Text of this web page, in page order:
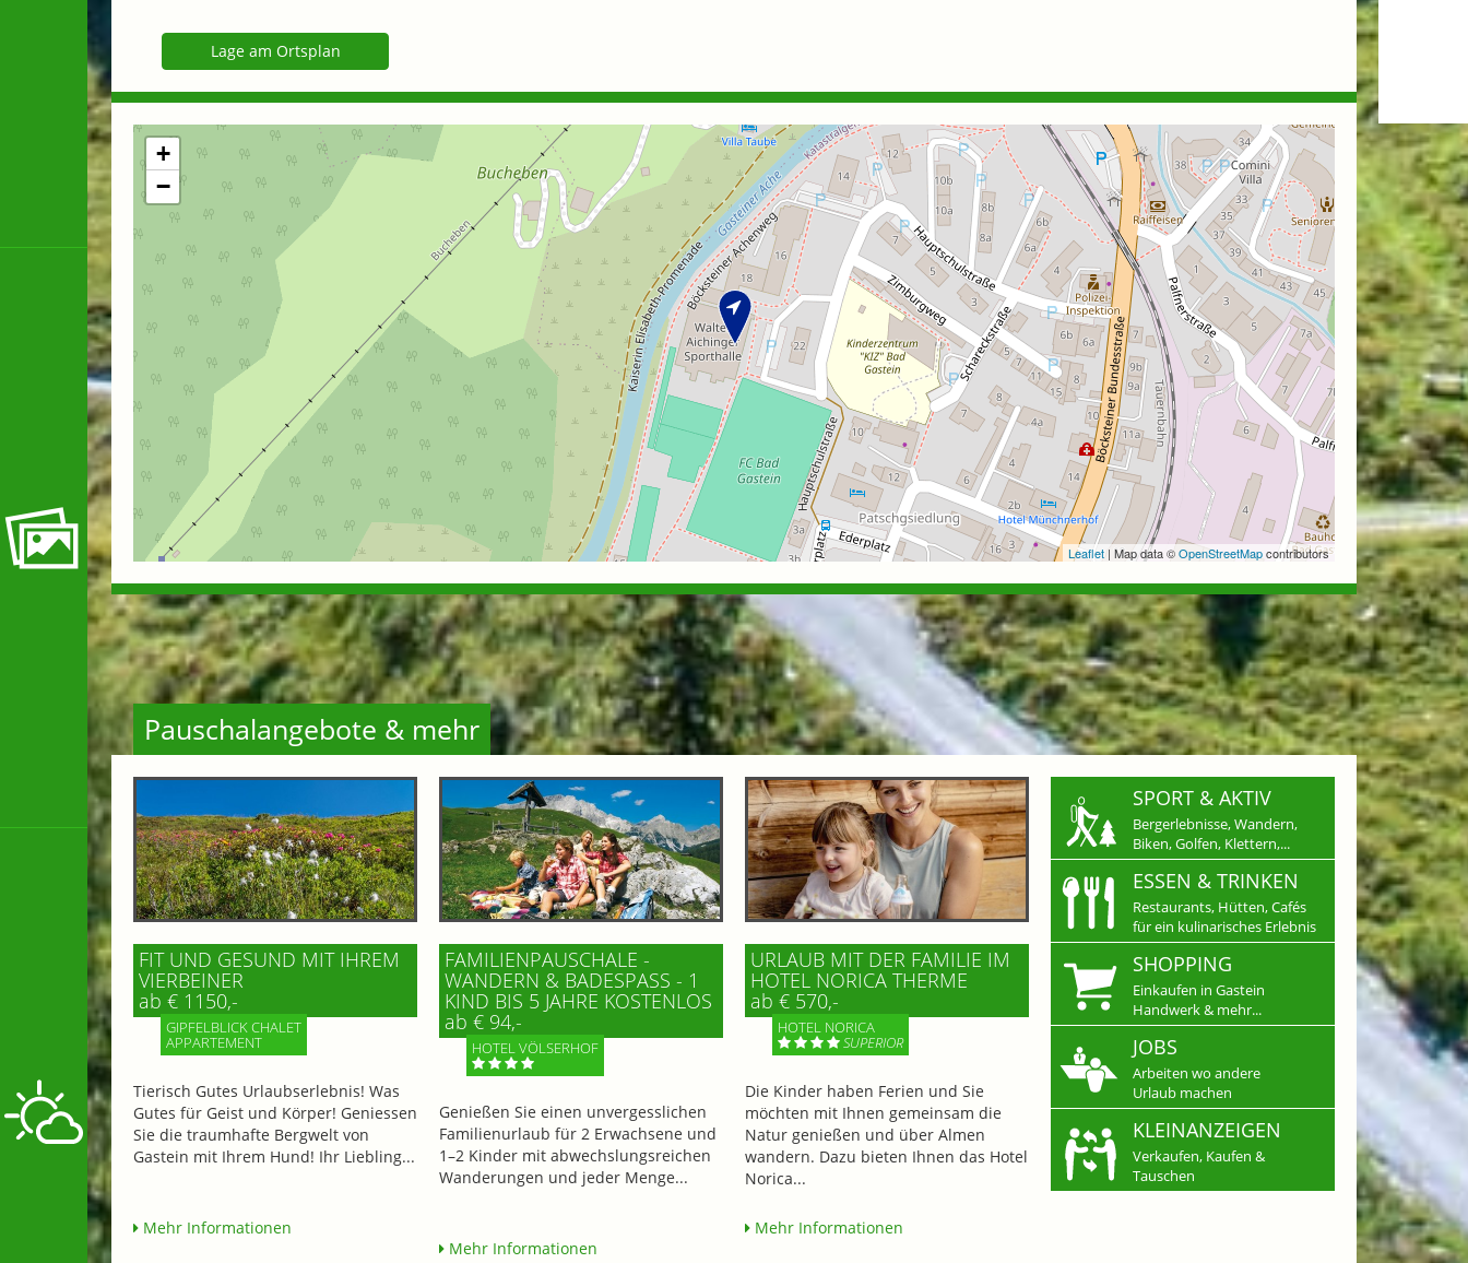
Lage am Ortsplan
+
−
Leaflet | Map data ©OpenStreetMapcontributors
Pauschalangebote & mehr
FIT UND GESUND MIT IHREM
VIERBEINER
ab € 1150,-
GIPFELBLICK CHALET
APPARTEMENT
Tierisch Gutes Urlaubserlebnis! Was
Gutes für Geist und Körper! Geniessen
Sie die traumhafte Bergwelt von
Gastein mit Ihrem Hund! Ihr Liebling...
Mehr Informationen
FAMILIENPAUSCHALE -
WANDERN & BADESPASS - 1 K
IND BIS 5 JAHRE KOSTENLOS
ab € 94,-
HOTEL VÖLSERHOF
Genießen Sie einen unvergesslichen
Familienurlaub für 2 Erwachsene und
1–2 Kinder mit abwechslungsreichen
Wanderungen und jeder Menge...
Mehr Informationen
URLAUB MIT DER FAMILIE IM
HOTEL NORICA THERME
ab € 570,-
HOTEL NORICA
SUPERIOR
Die Kinder haben Ferien und Sie
möchten mit Ihnen gemeinsam die
Natur genießen und über Almen
wandern. Dazu bieten Ihnen das Hotel
Norica...
Mehr Informationen
SPORT & AKTIV
Bergerlebnisse, Wandern,
Biken, Golfen, Klettern,...
ESSEN & TRINKEN
Restaurants, Hütten, Cafés
für ein kulinarisches Erlebnis
SHOPPING
Einkaufen in Gastein
Handwerk & mehr...
JOBS
Arbeiten wo andere
Urlaub machen
KLEINANZEIGEN
Verkaufen, Kaufen &
Tauschen